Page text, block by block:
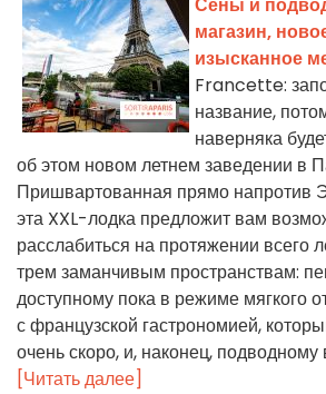
Сены и
магазин,
изысканное
Francette:
название,
наверняка
об этом новом летнем заведении в
Пришвартованная прямо напротив
эта XXL-лодка предложит вам
расслабиться на протяжении всего
трем заманчивым пространствам:
доступному пока в режиме мягкого
с французской гастрономией,
очень скоро, и, наконец,
[Читать далее]